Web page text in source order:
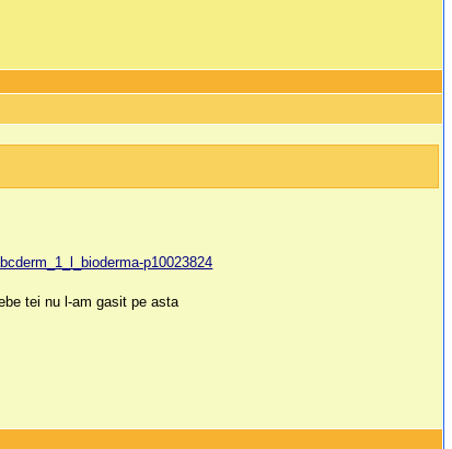
p10023824
tei nu l-am gasit pe asta